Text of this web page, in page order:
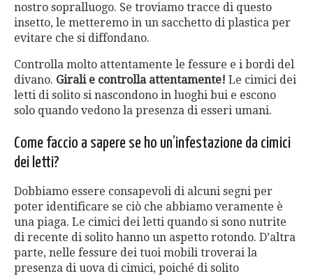
nostro sopralluogo. Se troviamo tracce di questo
insetto, le metteremo in un sacchetto di plastica per
evitare che si diffondano.
Controlla molto attentamente le fessure e i bordi del
divano. Girali e controlla attentamente! Le cimici dei
letti di solito si nascondono in luoghi bui e escono
solo quando vedono la presenza di esseri umani.
Come faccio a sapere se ho un’infestazione da cimici
dei letti?
Dobbiamo essere consapevoli di alcuni segni per
poter identificare se ciò che abbiamo veramente è
una piaga. Le cimici dei letti quando si sono nutrite
di recente di solito hanno un aspetto rotondo. D’altra
parte, nelle fessure dei tuoi mobili troverai la
presenza di uova di cimici, poiché di solito